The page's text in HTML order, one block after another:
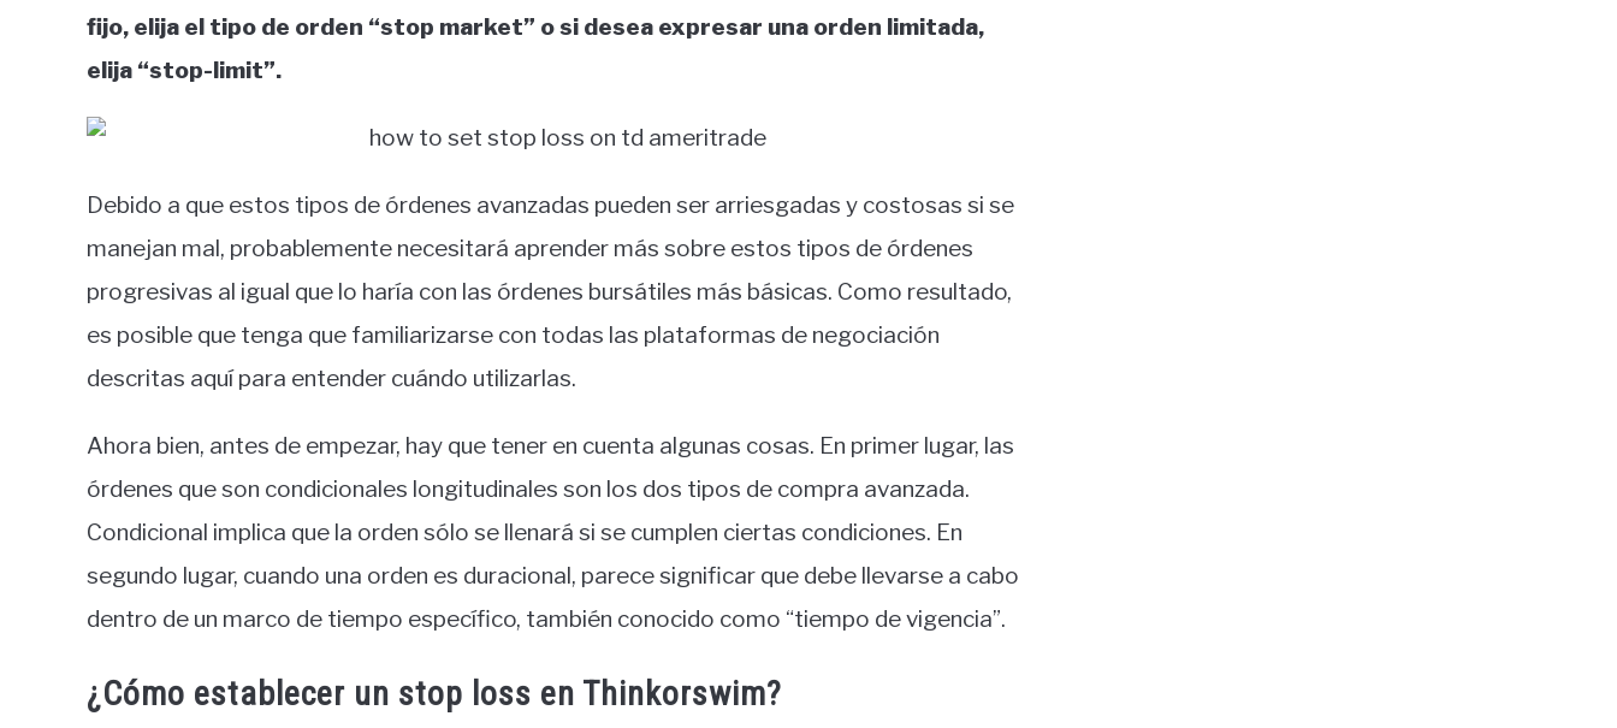
fijo, elija el tipo de orden “stop market” o si desea expresar una orden limitada,
elija “stop-limit”.
Debido a que estos tipos de órdenes avanzadas pueden ser arriesgadas y costosas si se
manejan mal, probablemente necesitará aprender más sobre estos tipos de órdenes
progresivas al igual que lo haría con las órdenes bursátiles más básicas. Como resultado,
es posible que tenga que familiarizarse con todas las plataformas de negociación
descritas aquí para entender cuándo utilizarlas.
Ahora bien, antes de empezar, hay que tener en cuenta algunas cosas. En primer lugar, las
órdenes que son condicionales longitudinales son los dos tipos de compra avanzada.
Condicional implica que la orden sólo se llenará si se cumplen ciertas condiciones. En
segundo lugar, cuando una orden es duracional, parece significar que debe llevarse a cabo
dentro de un marco de tiempo específico, también conocido como “tiempo de vigencia”.
¿Cómo establecer un stop loss en Thinkorswim?